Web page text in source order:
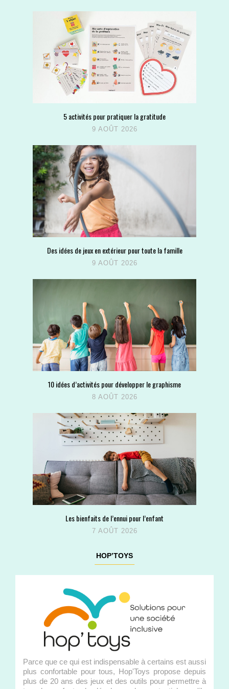
5 activités pour pratiquer la gratitude
9 AOÛT 2026
Des idées de jeux en extérieur pour toute la famille
9 AOÛT 2026
10 idées d’activités pour développer le graphisme
8 AOÛT 2026
Les bienfaits de l’ennui pour l’enfant
7 AOÛT 2026
HOP’TOYS
Parce que ce qui est indispensable à certains est aussi
plus confortable pour tous, Hop'Toys propose depuis
plus de 20 ans des jeux et des outils pour permettre à